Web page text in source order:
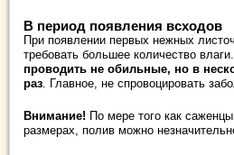
В период появления всходов
При появлении первых нежных
требовать большее количество влаги.
проводить не обильные, но в
раз. Главное, не спровоцировать
Внимание! По мере того как
размерах, полив можно